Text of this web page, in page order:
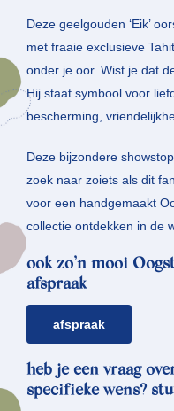
Deze geelgouden ‘Eik’
met fraaie exclusieve
onder je oor. Wist je dat
Hij staat symbool voor
bescherming,
Deze bijzondere
zoek naar zoiets als dit
voor een handgemaakt
collectie ontdekken in de
ook zo’n mooi
afspraak
afspraak
heb je een vraag
specifieke wens?